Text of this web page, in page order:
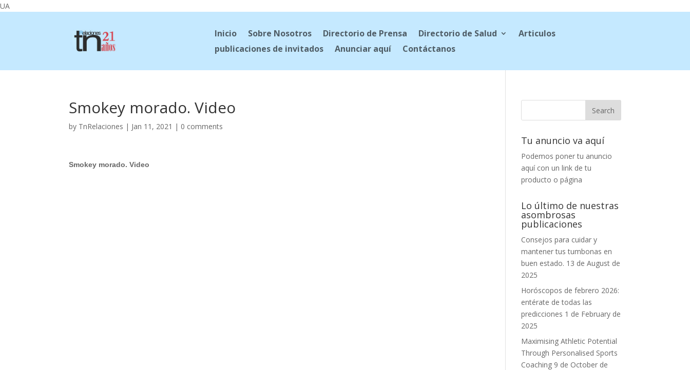
UA
Inicio Sobre Nosotros Directorio de Prensa Directorio de Salud
Articulos
publicaciones de invitados
Anunciar aquí Contáctanos
Smokey morado. Video
by TnRelaciones | Jan 11, 2021 | 0 comments
Smokey morado. Video
Tu anuncio va aquí
Podemos poner tu anuncio
aquí con un link de tu
producto o página
Lo último de nuestras
asombrosas
publicaciones
Consejos para cuidar y
mantener tus tumbonas en
buen estado. 13 de August de
2025
Horóscopos de febrero 2026:
entérate de todas las
predicciones 1 de February de
2025
Maximising Athletic Potential
Through Personalised Sports
Coaching 9 de October de